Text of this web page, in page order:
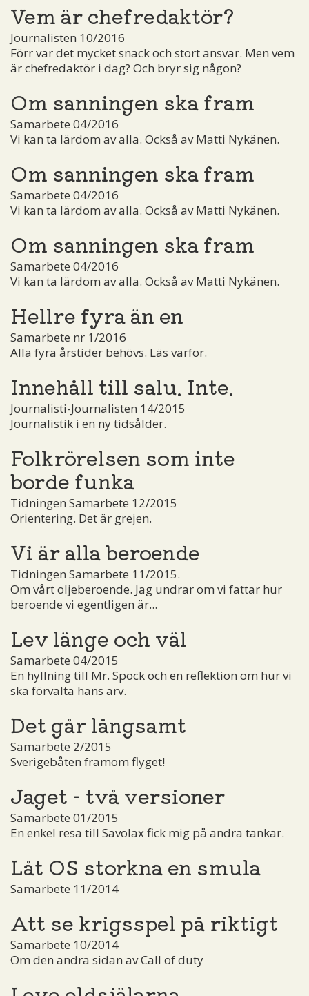
Vem är chefredaktör?
Journalisten 10/2016
Förr var det mycket snack och stort ansvar. Men vem
är chefredaktör i dag? Och bryr sig någon?
Om sanningen ska fram
Samarbete 04/2016
Vi kan ta lärdom av alla. Också av Matti Nykänen.
Om sanningen ska fram
Samarbete 04/2016
Vi kan ta lärdom av alla. Också av Matti Nykänen.
Om sanningen ska fram
Samarbete 04/2016
Vi kan ta lärdom av alla. Också av Matti Nykänen.
Hellre fyra än en
Samarbete nr 1/2016
Alla fyra årstider behövs. Läs varför.
Innehåll till salu. Inte.
Journalisti-Journalisten 14/2015
Journalistik i en ny tidsålder.
Folkrörelsen som inte
borde funka
Tidningen Samarbete 12/2015
Orientering. Det är grejen.
Vi är alla beroende
Tidningen Samarbete 11/2015.
Om vårt oljeberoende. Jag undrar om vi fattar hur
beroende vi egentligen är...
Lev länge och väl
Samarbete 04/2015
En hyllning till Mr. Spock och en reflektion om hur vi
ska förvalta hans arv.
Det går långsamt
Samarbete 2/2015
Sverigebåten framom flyget!
Jaget - två versioner
Samarbete 01/2015
En enkel resa till Savolax fick mig på andra tankar.
Låt OS storkna en smula
Samarbete 11/2014
Att se krigsspel på riktigt
Samarbete 10/2014
Om den andra sidan av Call of duty